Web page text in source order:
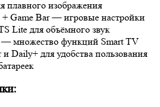
плавного изображения
Game Bar — игровые настройки
Lite для объёмного звук
— множество функций Smart TV
и Daily+ для удобства пользования